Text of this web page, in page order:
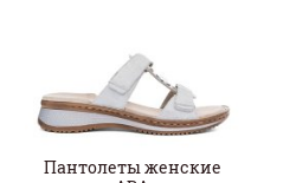
Пантолеты женские